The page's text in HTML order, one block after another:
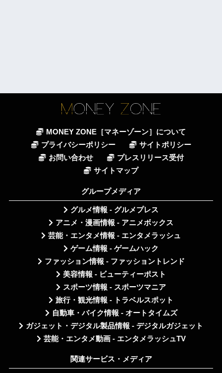
MONEY ZONE［マネーゾーン］について
プライバシーポリシー
サイトポリシー
お問い合わせ
プレスリリース受付
サイトマップ
グループメディア
グルメ情報 - グルメプレス
アニメ・漫画情報 - アニメボックス
芸能・エンタメ情報 - エンタメラッシュ
ゲーム情報 - ゲームハック
ファッション情報 - ファッショントレンド
美容情報 - ビューティーポスト
スポーツ情報 - スポーツマニア
旅行・観光情報 - トラベルスポット
自動車・バイク情報 - オートタイムズ
ガジェット・デジタル製品情報 - デジタルガジェット
芸能・エンタメ動画 - エンタメラッシュTV
関連サービス・メディア